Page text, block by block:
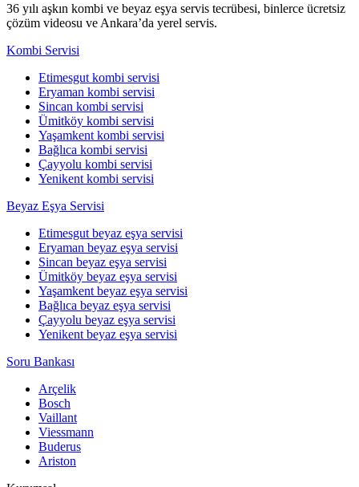
36 yılı aşkın kombi ve beyaz eşya servis tecrübesi, binlerce ücretsiz
çözüm videosu ve Ankara’da yerel servis.
Kombi Servisi
Etimesgut kombi servisi
Eryaman kombi servisi
Sincan kombi servisi
Ümitköy kombi servisi
Yaşamkent kombi servisi
Bağlıca kombi servisi
Çayyolu kombi servisi
Yenikent kombi servisi
Beyaz Eşya Servisi
Etimesgut beyaz eşya servisi
Eryaman beyaz eşya servisi
Sincan beyaz eşya servisi
Ümitköy beyaz eşya servisi
Yaşamkent beyaz eşya servisi
Bağlıca beyaz eşya servisi
Çayyolu beyaz eşya servisi
Yenikent beyaz eşya servisi
Soru Bankası
Arçelik
Bosch
Vaillant
Viessmann
Buderus
Ariston